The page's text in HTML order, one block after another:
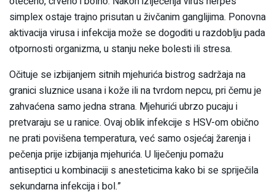
simplex ostaje trajno prisutan u živčanim ganglijima. Ponovna
aktivacija virusa i infekcija može se dogoditi u razdoblju pada
otpornosti organizma, u stanju neke bolesti ili stresa.
Očituje se izbijanjem sitnih mjehurića bistrog sadržaja na
granici sluznice usana i kože ili na tvrdom nepcu, pri čemu je
zahvaćena samo jedna strana. Mjehurići ubrzo pucaju i
pretvaraju se u ranice. Ovaj oblik infekcije s HSV-om obično
ne prati povišena temperatura, već samo osjećaj žarenja i
pečenja prije izbijanja mjehurića. U liječenju pomažu
antiseptici u kombinaciji s anesteticima kako bi se spriječila
sekundarna infekcija i bol.”